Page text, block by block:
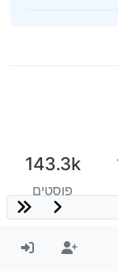
143.3k
פוסטים